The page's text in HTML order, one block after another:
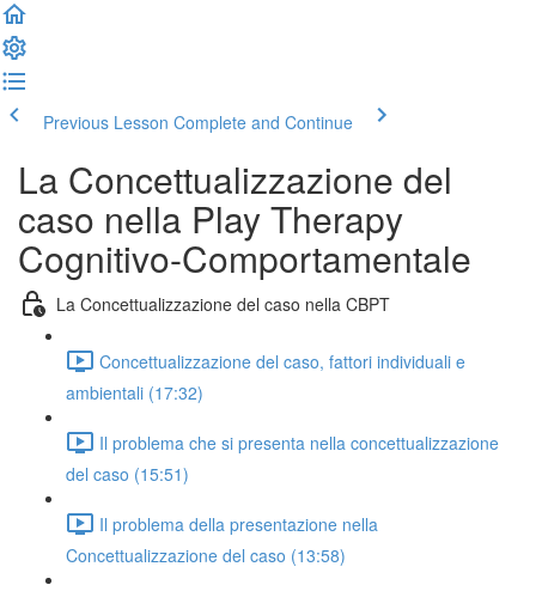
Previous Lesson Complete and Continue
La Concettualizzazione del
caso nella Play Therapy
Cognitivo-Comportamentale
La Concettualizzazione del caso nella CBPT
Concettualizzazione del caso, fattori individuali e
ambientali (17:32)
Il problema che si presenta nella concettualizzazione
del caso (15:51)
Il problema della presentazione nella
Concettualizzazione del caso (13:58)